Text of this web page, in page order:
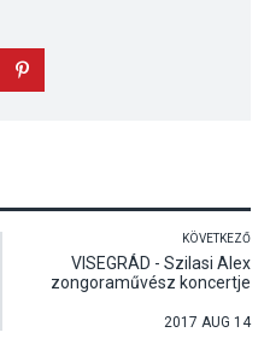
KÖVETKEZŐ
VISEGRÁD - Szilasi Alex
zongoraművész koncertje
2017 AUG 14